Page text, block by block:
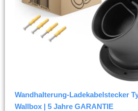
Wandhalterung-Ladekabelstecker
Wallbox | 5 Jahre GARANTIE